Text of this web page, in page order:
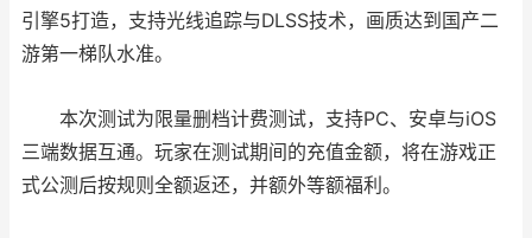
引擎5打造，支持光线追踪与DLSS技术，画质达到国产二
游第一梯队水准。
本次测试为限量删档计费测试，支持PC、安卓与iOS
三端数据互通。玩家在测试期间的充值金额，将在游戏正
式公测后按规则全额返还，并额外等额福利。